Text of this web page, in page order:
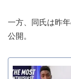
一方、同氏は昨
公開。